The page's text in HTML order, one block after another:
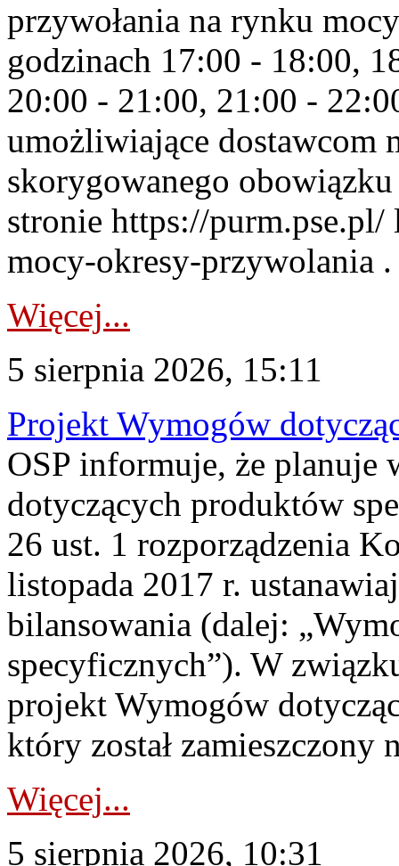
przywołania na rynku
godzinach 17:00 - 18:00,
20:00 - 21:00, 21:00 -
umożliwiające dostawcom
skorygowanego
stronie https://
mocy-okresy-przywolania
Więcej...
5 sierpnia 2026, 15:11
Projekt Wymogów
OSP informuje, że planuje
dotyczących produktów
26 ust. 1 rozporządzenia
listopada 2017 r.
bilansowania (dalej:
specyficznych”). W
projekt Wymogów
który został zamieszczony
Więcej...
5 sierpnia 2026, 10:31